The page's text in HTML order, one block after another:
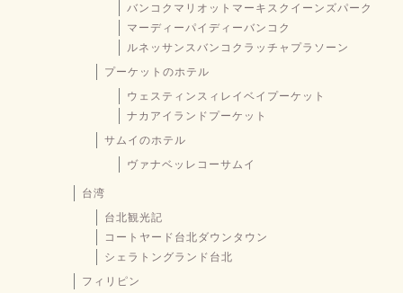
バンコクマリオットマーキスクイーンズパーク
マーディーパイディーバンコク
ルネッサンスバンコクラッチャプラソーン
プーケットのホテル
ウェスティンスィレイベイプーケット
ナカアイランドプーケット
サムイのホテル
ヴァナベッレコーサムイ
台湾
台北観光記
コートヤード台北ダウンタウン
シェラトングランド台北
フィリピン